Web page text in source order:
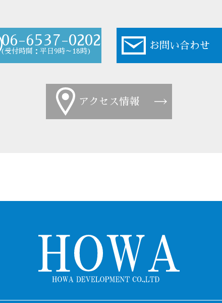
06-6537-0202
(受付時間：平日9時～18時)
お問い合わせ
アクセス情報